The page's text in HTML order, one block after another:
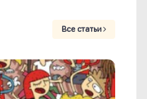
Все статьи